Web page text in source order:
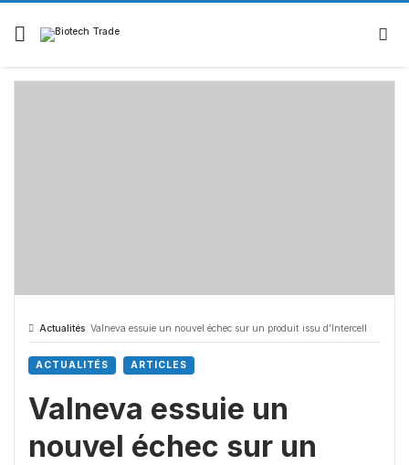
Actualités Valneva essuie un nouvel échec sur un produit issu d’Intercell
ACTUALITÉS ARTICLES
Valneva essuie un
nouvel échec sur un